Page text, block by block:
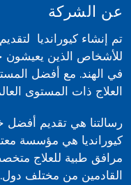
عن الشركة
تم إنشاء كيورانديا
للأشخاص الذين يعيشون
في الهند. مع أفضل
العلاج ذات المستوى
رسالتنا هي تقديم أفضل
مرافق طبية للعلاج
القادمين من مختلف